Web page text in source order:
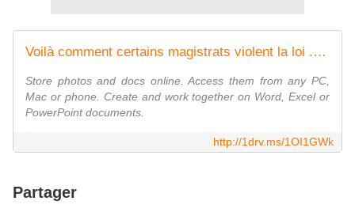
Voilà comment certains magistrats violent la loi ..2.pdf
Store photos and docs online. Access them from any PC,
Mac or phone. Create and work together on Word, Excel or
PowerPoint documents.
http://1drv.ms/1OI1GWk
Partager